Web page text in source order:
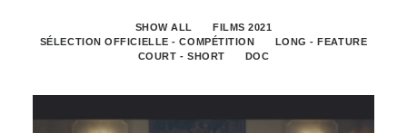
SHOW ALL
FILMS 2021
SÉLECTION OFFICIELLE - COMPÉTITION
LONG - FEATURE
COURT - SHORT
DOC